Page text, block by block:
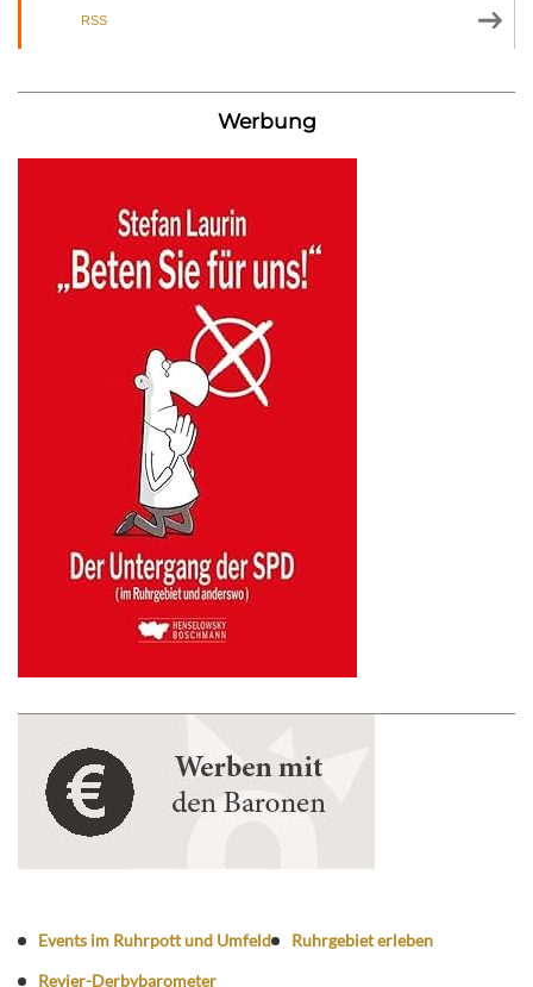
RSS
Werbung
Events im Ruhrpott und Umfeld
Ruhrgebiet erleben
Revier-Derbybarometer